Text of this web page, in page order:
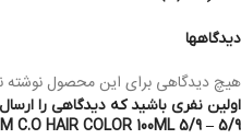
دیدگاهها
هیچ دیدگاهی برای این محصول
اولین نفری باشید که دیدگاهی را
5/9 – ESKALIM C.O HAIR COLOR 100ML 5/9”